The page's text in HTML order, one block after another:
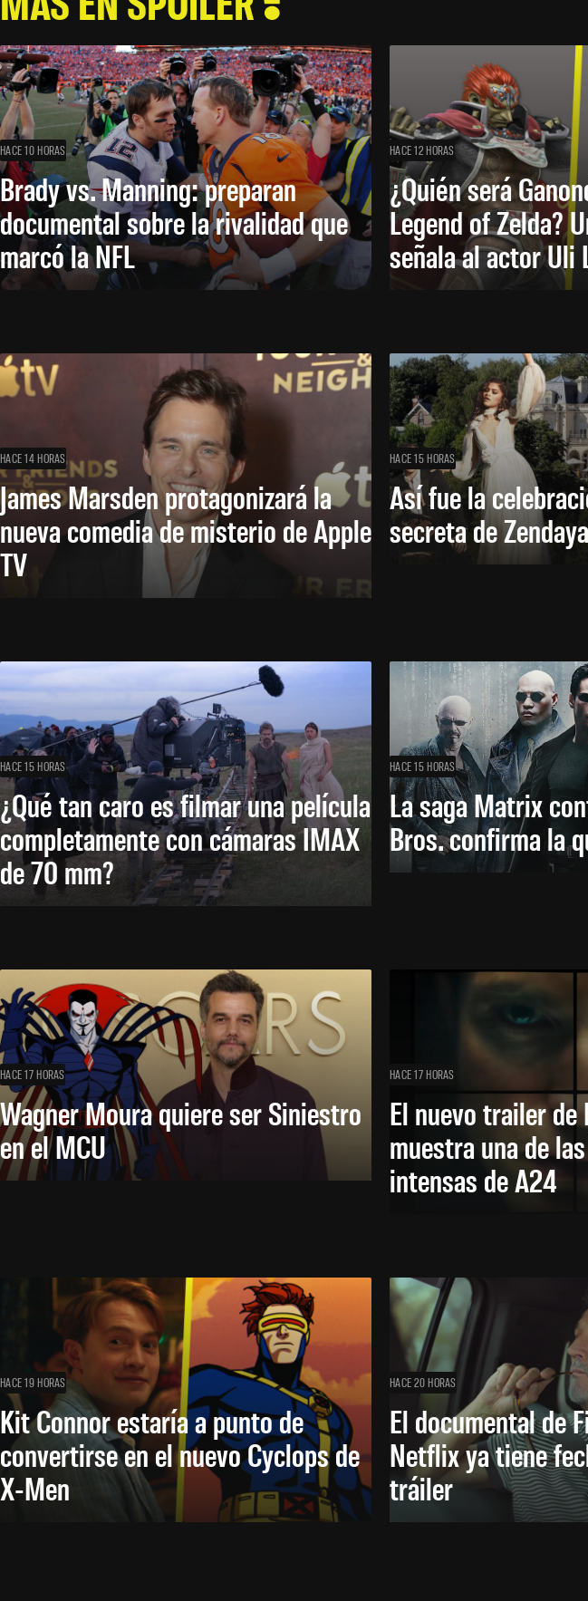
HACE 10 HORAS
Brady vs. Manning: preparan
documental sobre la rivalidad que
marcó la NFL
HACE 12 HORAS
¿Quién será
Legend of Zelda?
señala al actor Uli
HACE 14 HORAS
James Marsden protagonizará la
nueva comedia de misterio de Apple
TV
HACE 15 HORAS
Así fue la
secreta de
HACE 15 HORAS
¿Qué tan caro es filmar una película
completamente con cámaras IMAX
de 70 mm?
HACE 15 HORAS
La saga Matrix
Bros. confirma la
HACE 17 HORAS
Wagner Moura quiere ser Siniestro
en el MCU
HACE 17 HORAS
El nuevo trailer
muestra una de
intensas de A24
HACE 19 HORAS
Kit Connor estaría a punto de
convertirse en el nuevo Cyclops de
X-Men
HACE 20 HORAS
El documental de
Netflix ya tiene
tráiler